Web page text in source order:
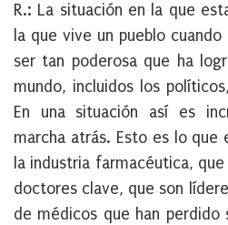
R.: La situación en la que
la que vive un pueblo
ser tan poderosa que ha
mundo, incluidos los
En una situación así es
marcha atrás. Esto es lo que
la industria farmacéutica,
doctores clave, que son
de médicos que han